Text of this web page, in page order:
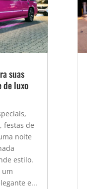
suas
de luxo
festas de
noite
estilo.
um
e...